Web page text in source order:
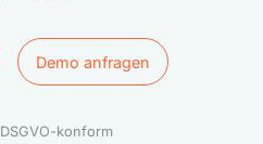
Demo anfragen
Demo anfragen
DSGVO-konform